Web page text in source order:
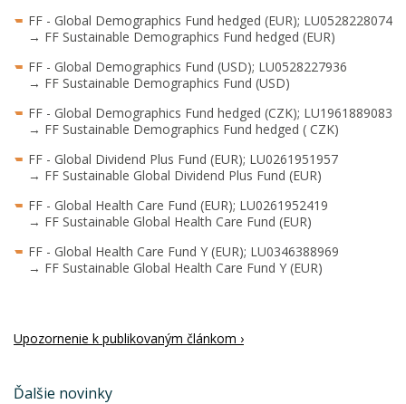
FF - Global Demographics Fund hedged (EUR); LU0528228074
→ FF Sustainable Demographics Fund hedged (EUR)
FF - Global Demographics Fund (USD); LU0528227936
→ FF Sustainable Demographics Fund (USD)
FF - Global Demographics Fund hedged (CZK); LU1961889083
→ FF Sustainable Demographics Fund hedged ( CZK)
FF - Global Dividend Plus Fund (EUR); LU0261951957
→ FF Sustainable Global Dividend Plus Fund (EUR)
FF - Global Health Care Fund (EUR); LU0261952419
→ FF Sustainable Global Health Care Fund (EUR)
FF - Global Health Care Fund Y (EUR); LU0346388969
→ FF Sustainable Global Health Care Fund Y (EUR)
Upozornenie k publikovaným článkom ›
Ďalšie novinky